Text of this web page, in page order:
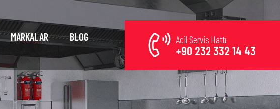
MARKALAR
BLOG
Acil Servis Hattı
+90 232 332 14 43